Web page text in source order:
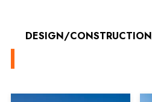
DESIGN/CONSTRUCTION